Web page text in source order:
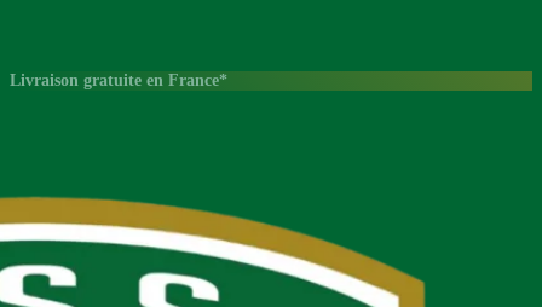
Livraison gratuite en France*